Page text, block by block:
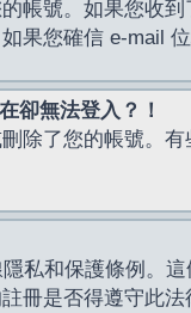
帳號。如果您收
果您確信 e-mail
卻無法登入？！
除了您的帳號。
私和保護條例。
冊是否得遵守此